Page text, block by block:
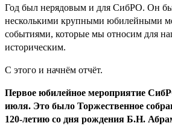
Год был нерядовым и для СибРО. Он
несколькими крупными юбилейными
событиями, которые мы относим для
историческим.
С этого и начнём отчёт.
Первое юбилейное мероприятие
июля. Это было Торжественное
120-летию со дня рождения Б.Н.